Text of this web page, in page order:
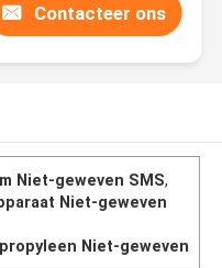
Contacteer ons
Niet-geweven SMS,
Niet-geweven
Niet-geweven